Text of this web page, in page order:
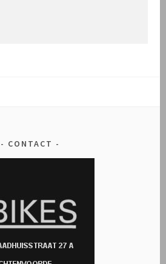
CONTACT